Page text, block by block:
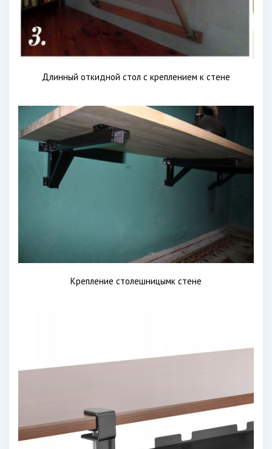
Длинный откидной стол с креплением к стене
Крепление столешницымк стене